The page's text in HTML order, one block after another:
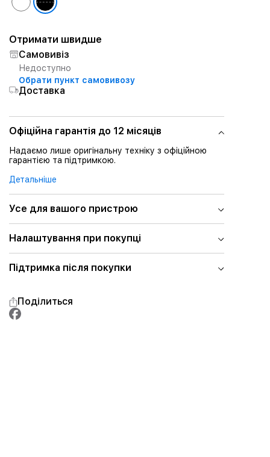
Отримати швидше
Самовивіз
Недоступно
Обрати пункт самовивозу
Доставка
Офіційна гарантія до 12 місяців
Надаємо лише оригінальну техніку з офіційною
гарантією та підтримкою.
Детальніше
Усе для вашого пристрою
Налаштування при покупці
Підтримка після покупки
Поділиться